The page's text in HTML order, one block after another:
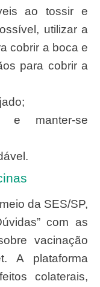
ao tossir e
utilizar a
cobrir a boca e
para cobrir a
e manter-se
com as
vacinação
A plataforma
colaterais,